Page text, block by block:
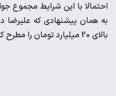
احتمالا با این شرایط مجموع
به همان پیشنهادی که علیرضا
بالای 20 میلیارد تومان را مطرح کرده بود، نزدیک خواهد بود.